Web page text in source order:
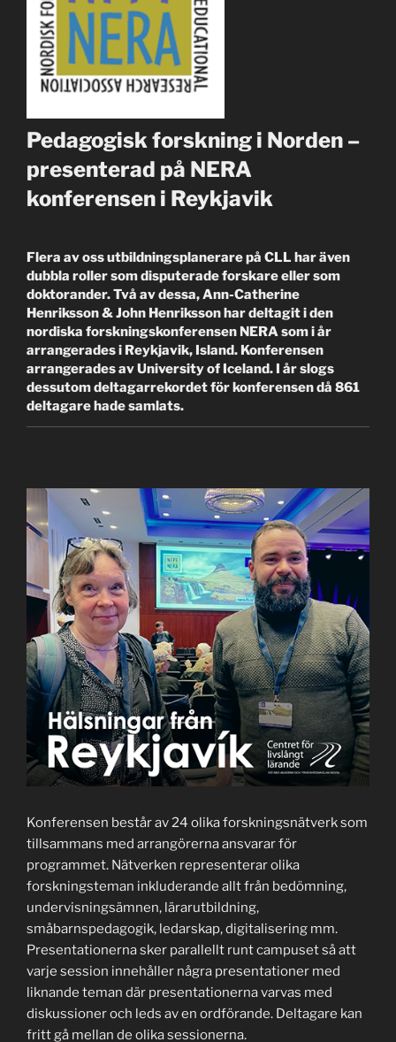
Pedagogisk forskning i Norden –
presenterad på NERA
konferensen i Reykjavik
Flera av oss utbildningsplanerare på CLL har även
dubbla roller som disputerade forskare eller som
doktorander. Två av dessa, Ann-Catherine
Henriksson & John Henriksson har deltagit i den
nordiska forskningskonferensen NERA som i år
arrangerades i Reykjavik, Island. Konferensen
arrangerades av University of Iceland. I år slogs
dessutom deltagarrekordet för konferensen då 861
deltagare hade samlats.
Konferensen består av 24 olika forskningsnätverk som
tillsammans med arrangörerna ansvarar för
programmet. Nätverken representerar olika
forskningsteman inkluderande allt från bedömning,
undervisningsämnen, lärarutbildning,
småbarnspedagogik, ledarskap, digitalisering mm.
Presentationerna sker parallellt runt campuset så att
varje session innehåller några presentationer med
liknande teman där presentationerna varvas med
diskussioner och leds av en ordförande. Deltagare kan
fritt gå mellan de olika sessionerna.